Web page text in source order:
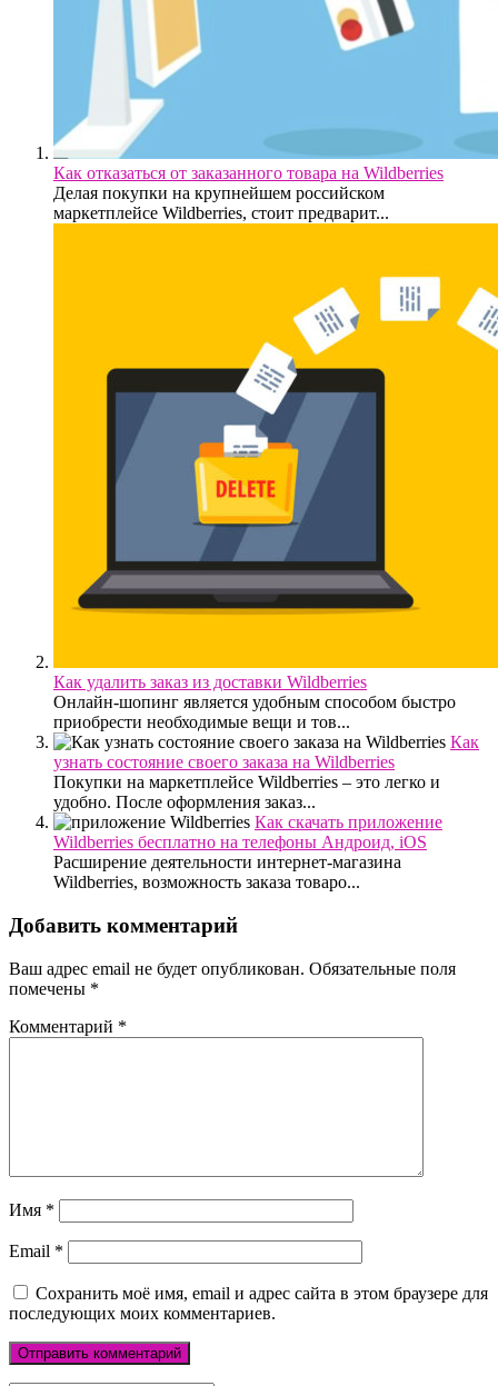
Как отказаться от заказанного товара на Wildberries
Делая покупки на крупнейшем российском
маркетплейсе Wildberries, стоит предварит...
Как удалить заказ из доставки Wildberries
Онлайн-шопинг является удобным способом быстро
приобрести необходимые вещи и тов...
Как
узнать состояние своего заказа на Wildberries
Покупки на маркетплейсе Wildberries – это легко и
удобно. После оформления заказ...
Как скачать приложение
Wildberries бесплатно на телефоны Андроид, iOS
Расширение деятельности интернет-магазина
Wildberries, возможность заказа товаро...
Добавить комментарий
Ваш адрес email не будет опубликован. Обязательные поля
помечены *
Комментарий *
Имя *
Email *
Сохранить моё имя, email и адрес сайта в этом браузере для
последующих моих комментариев.